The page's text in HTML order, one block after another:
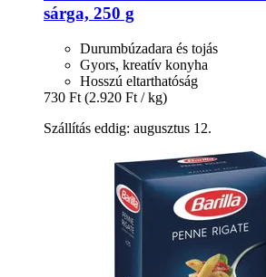
sárga, 250 g
Durumbúzadara és tojás
Gyors, kreatív konyha
Hosszú eltarthatóság
730 Ft (2.920 Ft / kg)
Szállítás eddig: augusztus 12.